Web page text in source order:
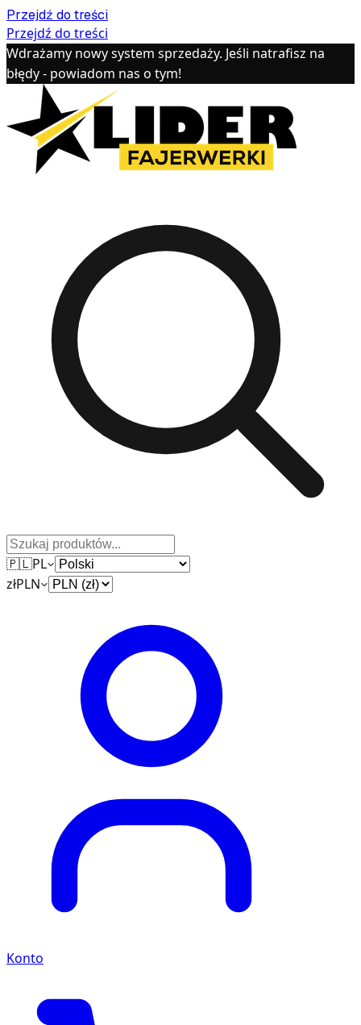
Przejdź do treści
Przejdź do treści
Wdrażamy nowy system sprzedaży. Jeśli natrafisz na
błędy - powiadom nas o tym!
🇵🇱PL
złPLN
Konto